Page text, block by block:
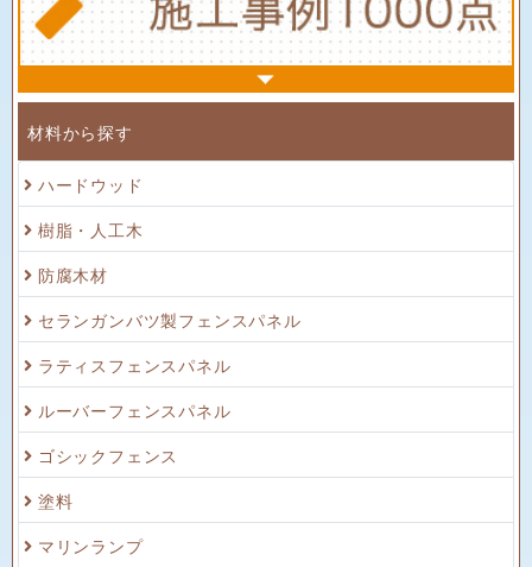
材料から探す
ハードウッド
樹脂・人工木
防腐木材
セランガンバツ製フェンスパネル
ラティスフェンスパネル
ルーバーフェンスパネル
ゴシックフェンス
塗料
マリンランプ